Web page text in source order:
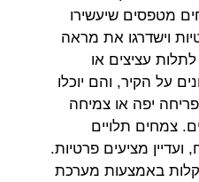
מטפסים שיעשירו
וישדרגו את מראה
עציצים או
על הקיר, והם יוכלו
יפה או צמיחה
צמחים תלויים
מציעים פרטיות.
באמצעות מערכת